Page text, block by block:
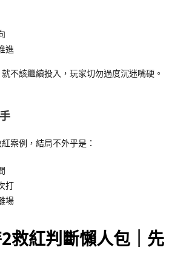
進
不該繼續投入，玩家切勿過度沉迷嘴硬。
案例，結局不外乎是：
打
場
救紅判斷懶人包｜先